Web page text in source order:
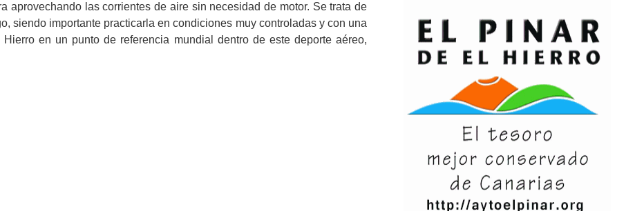
aprovechando las corrientes de aire sin necesidad de motor. Se trata de
siendo importante practicarla en condiciones muy controladas y con una
en un punto de referencia mundial dentro de este deporte aéreo,